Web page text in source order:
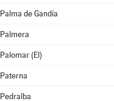
Palma de Gandía
Palmera
Palomar (El)
Paterna
Pedralba